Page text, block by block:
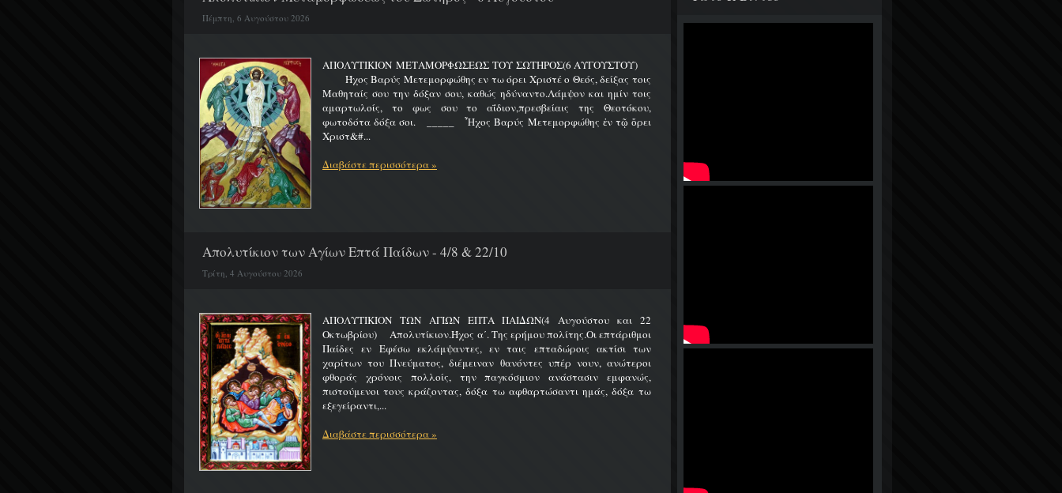
Πέμπτη, 6 Αυγούστου 2026
ΑΠΟΛΥΤΙΚΙΟΝ ΜΕΤΑΜΟΡΦΩΣΕΩΣ ΤΟΥ ΣΩΤΗΡΟΣ(6 ΑΥΓΟΥΣΤΟΥ)
Ήχος Βαρύς Μετεμορφώθης εν τω όρει Χριστέ ο Θεός, δείξας τοις
Μαθηταίς σου την δόξαν σου, καθώς ηδύναντο.Λάμψον και ημίν τοις
αμαρτωλοίς, το φως σου το αΐδιον,πρεσβείαις της Θεοτόκου,
φωτοδότα δόξα σοι. _____ Ἦχος Βαρύς Μετεμορφώθης ἐν τῷ ὄρει
Χριστ&#...
Διαβάστε περισσότερα »
Απολυτίκιον των Αγίων Επτά Παίδων - 4/8 & 22/10
Τρίτη, 4 Αυγούστου 2026
ΑΠΟΛΥΤΙΚΙΟΝ ΤΩΝ ΑΓΙΩΝ ΕΠΤΑ ΠΑΙΔΩΝ(4 Αυγούστου και 22
Οκτωβρίου) Απολυτίκιον.Ήχος α΄. Της ερήμου πολίτης.Οι επτάριθμοι
Παίδες εν Εφέσω εκλάμψαντες, εν ταις επταδώροις ακτίσι των
χαρίτων του Πνεύματος, διέμειναν θανόντες υπέρ νουν, ανώτεροι
φθοράς χρόνοις πολλοίς, την παγκόσμιον ανάστασιν εμφανώς,
πιστούμενοι τους κράζοντας, δόξα τω αφθαρτώσαντι ημάς, δόξα τω
εξεγείραντι,...
Διαβάστε περισσότερα »